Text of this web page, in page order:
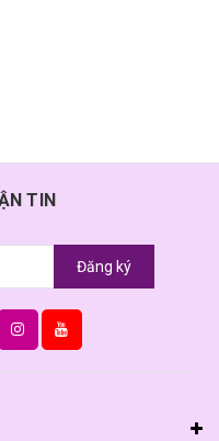
TIN
Đăng ký